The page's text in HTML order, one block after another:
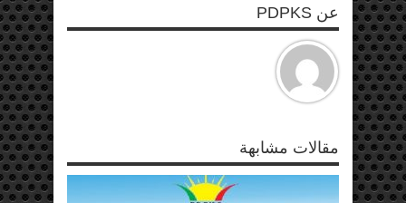
عن PDPKS
مقالات مشابهة